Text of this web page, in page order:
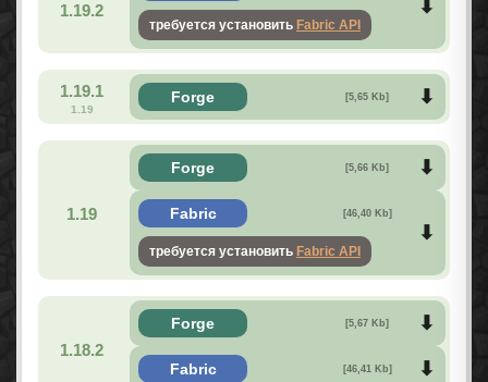
1.19.2
требуется установить Fabric API
1.19.1
1.19
Forge [5,65 Kb]
1.19
Forge [5,66 Kb]
Fabric [46,40 Kb]
требуется установить Fabric API
1.18.2
Forge [5,67 Kb]
Fabric [46,41 Kb]